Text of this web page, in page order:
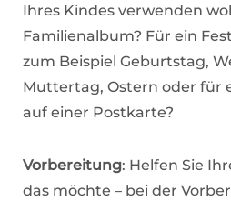
Ihres Kindes verwenden
Familienalbum? Für ein
zum Beispiel Geburtstag,
Muttertag, Ostern oder für
auf einer Postkarte?
Vorbereitung: Helfen Sie
das möchte – bei der